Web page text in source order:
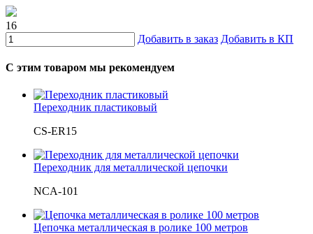
16
Добавить в заказ Добавить в КП
С этим товаром мы рекомендуем
Переходник пластиковый
CS-ER15
Переходник для металлической цепочки
NCA-101
Цепочка металлическая в ролике 100 метров